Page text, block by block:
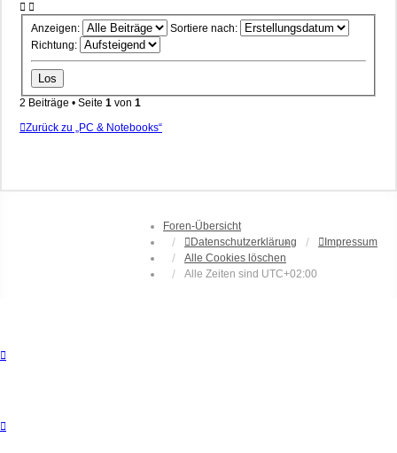
Anzeigen:
Sortiere nach:
Richtung:
2 Beiträge • Seite 1 von 1
Zurück zu „PC & Notebooks“
Foren-Übersicht
Datenschutzerklärung
Impressum
Alle Cookies löschen
Alle Zeiten sind UTC+02:00